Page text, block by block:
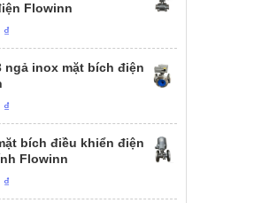
Flowinn
₫
ngả inox mặt bích điện
₫
bích điều khiển điện
Flowinn
₫